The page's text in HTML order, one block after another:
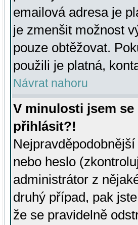
emailová adresa je
je zmenšit možnost
pouze obtěžovat.
použili je platná,
Návrat nahoru
V minulosti jsem
přihlásit?!
nebo heslo
administrátor z
druhý případ, pak
že se pravidelně